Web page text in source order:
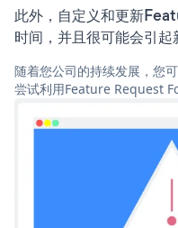
此外，自定义和更新
时间，并且很可能会引起
随着您公司的持续发展，您
尝试利用Feature Request